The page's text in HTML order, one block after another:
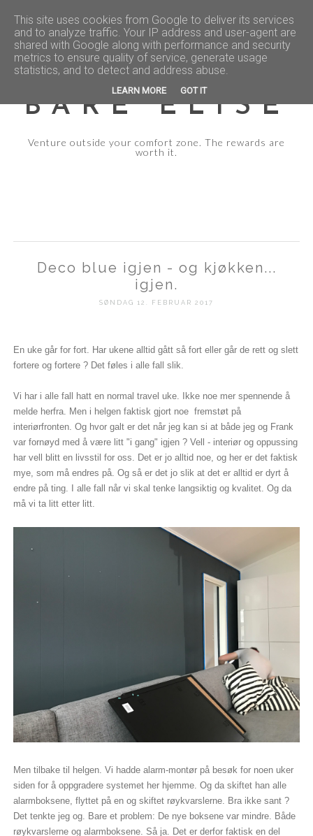
BARE ELISE
Venture outside your comfort zone. The rewards are
worth it.
Deco blue igjen - og kjøkken...
igjen.
SØNDAG 12. FEBRUAR 2017
En uke går for fort. Har ukene alltid gått så fort eller går de rett og slett
fortere og fortere ? Det føles i alle fall slik.
Vi har i alle fall hatt en normal travel uke. Ikke noe mer spennende å
melde herfra. Men i helgen faktisk gjort noe fremstøt på
interiørfronten. Og hvor galt er det når jeg kan si at både jeg og Frank
var fornøyd med å være litt "i gang" igjen ? Vell - interiør og oppussing
har vell blitt en livsstil for oss. Det er jo alltid noe, og her er det faktisk
mye, som må endres på. Og så er det jo slik at det er alltid er dyrt å
endre på ting. I alle fall når vi skal tenke langsiktig og kvalitet. Og da
må vi ta litt etter litt.
Men tilbake til helgen. Vi hadde alarm-montør på besøk for noen uker
siden for å oppgradere systemet her hjemme. Og da skiftet han alle
alarmboksene, flyttet på en og skiftet røykvarslerne. Bra ikke sant ?
Det tenkte jeg og. Bare et problem: De nye boksene var mindre. Både
røykvarslerne og alarmboksene. Så ja. Det er derfor faktisk en del
This site uses cookies from Google to deliver its services
and to analyze traffic. Your IP address and user-agent are
shared with Google along with performance and security
metrics to ensure quality of service, generate usage
statistics, and to detect and address abuse.
LEARN MORE GOT IT